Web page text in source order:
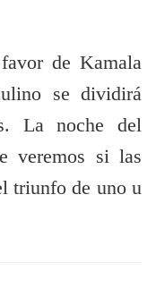
de Kamala
se dividirá
La noche del
veremos si las
triunfo de uno u